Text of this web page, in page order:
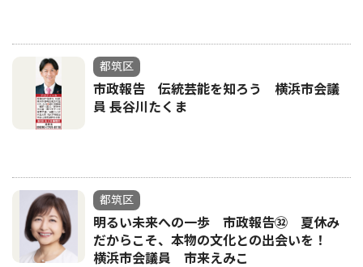
都筑区
市政報告 伝統芸能を知ろう 横浜市会議
員 長谷川たくま
都筑区
明るい未来への一歩 市政報告㉜ 夏休み
だからこそ、本物の文化との出会いを！
横浜市会議員 市来えみこ